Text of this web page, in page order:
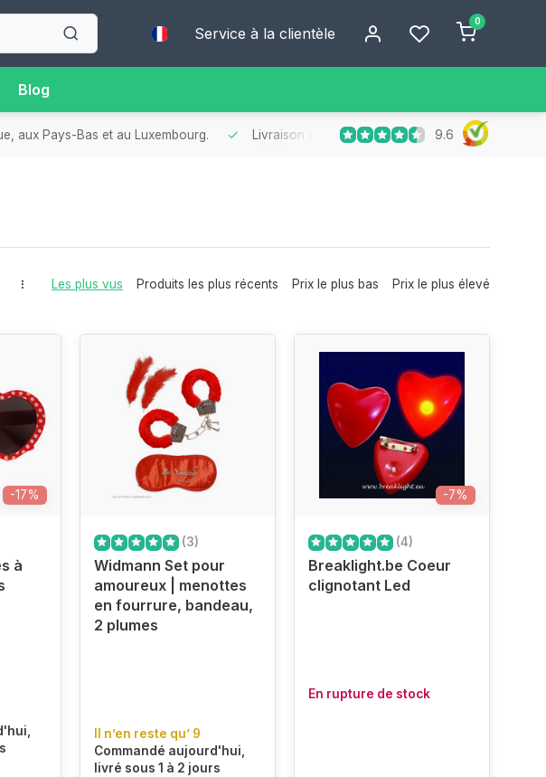
Service à la clientèle
0
Blog
et de confort. Livraison ultra-rapideau Benelux- Commandé aujourd’hui, livré
9.6
Les plus vus Produits les plus récents Prix le plus bas Prix le plus élevé
-17%
à
(3)
Widmann Set pour
amoureux | menottes
en fourrure, bandeau,
2 plumes
Il n’en reste qu’ 9
Commandé aujourd'hui,
livré sous 1 à 2 jours
-7%
(4)
Breaklight.be Coeur
clignotant Led
En rupture de stock